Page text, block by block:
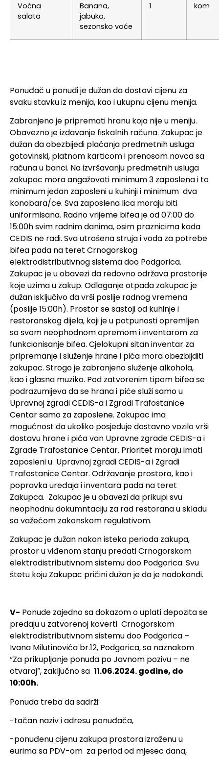
Voćna
salata
Banana,
jabuka,
sezonsko voće
1 kom
Ponuđač u ponudi je dužan da dostavi cijenu za
svaku stavku iz menija, kao i ukupnu cijenu menija.
Zabranjeno je pripremati hranu koja nije u meniju.
Obavezno je izdavanje fiskalnih računa. Zakupac je
dužan da obezbijedi plaćanja predmetnih usluga
gotovinski, platnom karticom i prenosom novca sa
računa u banci. Na izvršavanju predmetnih usluga
zakupac mora angažovati minimum 3 zaposlena i to
minimum jedan zaposleni u kuhinji i minimum dva
konobara/ce. Sva zaposlena lica moraju biti
uniformisana. Radno vrijeme bifea je od 07:00 do
15:00h svim radnim danima, osim praznicima kada
CEDIS ne radi. Sva utrošena struja i voda za potrebe
bifea pada na teret Crnogorskog
elektrodistributivnog sistema doo Podgorica.
Zakupac je u obavezi da redovno održava prostorije
koje uzima u zakup. Odlaganje otpada zakupac je
dužan isključivo da vrši poslije radnog vremena
(poslije 15:00h). Prostor se sastoji od kuhinje i
restoranskog dijela, koji je u potpunosti opremljen
sa svom neophodnom opremom i inventarom za
funkcionisanje bifea. Cjelokupni sitan inventar za
pripremanje i služenje hrane i pića mora obezbijditi
zakupac. Strogo je zabranjeno služenje alkohola,
kao i glasna muzika. Pod zatvorenim tipom bifea se
podrazumijeva da se hrana i piće služi samo u
Upravnoj zgradi CEDIS-a i Zgradi Trafostanice
Centar samo za zaposlene. Zakupac ima
mogućnost da ukoliko posjeduje dostavno vozilo vrši
dostavu hrane i pića van Upravne zgrade CEDIS-a i
Zgrade Trafostanice Centar. Prioritet moraju imati
zaposleni u Upravnoj zgradi CEDIS-a i Zgradi
Trafostanice Centar. Održavanje prostora, kao i
popravka uređaja i inventara pada na teret
Zakupca. Zakupac je u obavezi da prikupi svu
neophodnu dokumntaciju za rad restorana u skladu
sa važećom zakonskom regulativom.
Zakupac je dužan nakon isteka perioda zakupa,
prostor u viđenom stanju predati Crnogorskom
elektrodistributivnom sistemu doo Podgorica. Svu
štetu koju Zakupac pričini dužan je da je nadokandi.
V- Ponude zajedno sa dokazom o uplati depozita se
predaju u zatvorenoj koverti Crnogorskom
elektrodistributivnom sistemu doo Podgorica –
Ivana Milutinovića br.12, Podgorica, sa naznakom
“Za prikupljanje ponuda po Javnom pozivu – ne
otvaraj”, zaključno sa 11.06.2024. godine, do
10:00h.
Ponuda treba da sadrži:
-tačan naziv i adresu ponuđača,
-ponuđenu cijenu zakupa prostora izraženu u
eurima sa PDV-om za period od mjesec dana,